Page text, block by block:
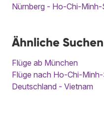
Nürnberg - Ho-Chi-
Ähnliche Suchen
Flüge ab München
Flüge nach Ho-Chi-
Deutschland - Vietnam